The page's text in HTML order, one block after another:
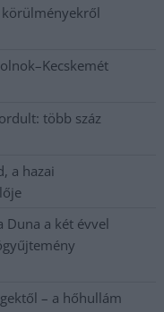
több száz
a hazai
Duna a két évvel
– a hőhullám